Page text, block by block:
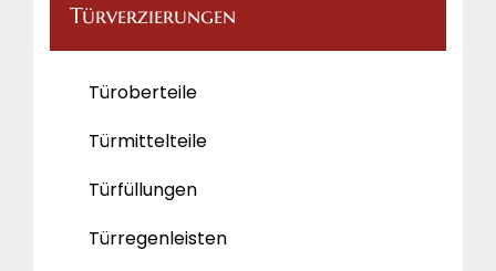
Türverzierungen
Türoberteile
Türmittelteile
Türfüllungen
Türregenleisten